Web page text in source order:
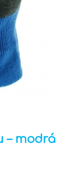
– modrá